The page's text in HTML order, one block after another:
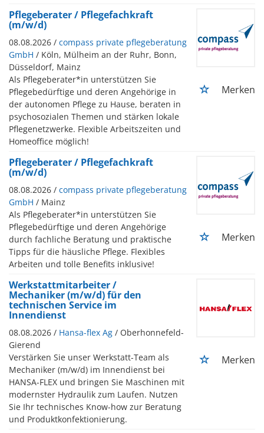
Pflegeberater / Pflegefachkraft
(m/w/d)
08.08.2026 / compass private pflegeberatung
GmbH / Köln, Mülheim an der Ruhr, Bonn,
Düsseldorf, Mainz
Als Pflegeberater*in unterstützen Sie
Pflegebedürftige und deren Angehörige in
der autonomen Pflege zu Hause, beraten in
psychosozialen Themen und stärken lokale
Pflegenetzwerke. Flexible Arbeitszeiten und
Homeoffice möglich!
Merken
Pflegeberater / Pflegefachkraft
(m/w/d)
08.08.2026 / compass private pflegeberatung
GmbH / Mainz
Als Pflegeberater*in unterstützen Sie
Pflegebedürftige und deren Angehörige
durch fachliche Beratung und praktische
Tipps für die häusliche Pflege. Flexibles
Arbeiten und tolle Benefits inklusive!
Merken
Werkstattmitarbeiter /
Mechaniker (m/w/d) für den
technischen Service im
Innendienst
08.08.2026 / Hansa-flex Ag / Oberhonnefeld-
Gierend
Verstärken Sie unser Werkstatt-Team als
Mechaniker (m/w/d) im Innendienst bei
HANSA-FLEX und bringen Sie Maschinen mit
modernster Hydraulik zum Laufen. Nutzen
Sie Ihr technisches Know-how zur Beratung
und Produktkonfektionierung.
Merken